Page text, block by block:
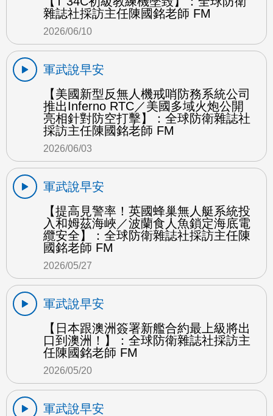
雜誌社採訪主任陳國銘老師 FM
2026/06/10
軍武說早安
【美國新型反無人機戒哨防務系統公司
推出Inferno RTC／美國多域火炮公開
亮相針對防空打擊】：全球防衛雜誌社
採訪主任陳國銘老師 FM
2026/06/03
軍武說早安
【提高見警率！英國蜂巢無人艇系統投
入和姆茲海峽／波蘭食人魚鎖定海底電
纜安全】：全球防衛雜誌社採訪主任陳
國銘老師 FM
2026/05/27
軍武說早安
【日本跟澳洲簽署新艦合約最上級將出
口到澳洲！】：全球防衛雜誌社採訪主
任陳國銘老師 FM
2026/05/20
軍武說早安